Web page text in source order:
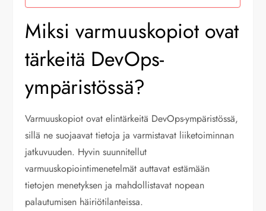
Miksi varmuuskopiot ovat
tärkeitä DevOps-
ympäristössä?
Varmuuskopiot ovat elintärkeitä DevOps-ympäristössä,
sillä ne suojaavat tietoja ja varmistavat liiketoiminnan
jatkuvuuden. Hyvin suunnitellut
varmuuskopiointimenetelmät auttavat estämään
tietojen menetyksen ja mahdollistavat nopean
palautumisen häiriötilanteissa.